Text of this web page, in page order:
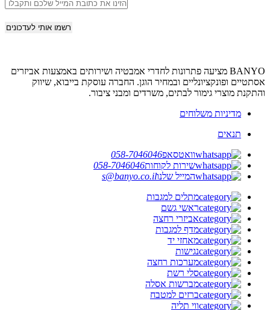
BANYO מציעה פתרונות לחדרי אמבטיה ושירותים באמצעות אביזרים
אסתטיים ופונקציונליים ובמחיר הוגן. החברה עוסקת בייבוא, שיווק
והתקנת מוצרי גימור לבתים, משרדים ומבני ציבור.
מדיניות משלוחים
תנאים
וואטסאפ058-7046046
שירות לקוחות058-7046046
המייל שלנוs@banyo.co.il
מתלים למגבות
ראשי גשם
אביזרי רחצה
מדף למגבות
מאחזי יד
נגישות
מערכות רחצה
סלי רשת
מברשות אסלה
ברזים למטבח
ווי תליה